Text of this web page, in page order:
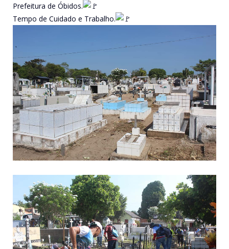
Prefeitura de Óbidos.
Tempo de Cuidado e Trabalho.